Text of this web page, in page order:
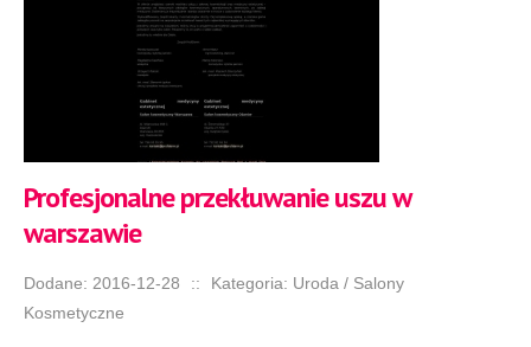
Profesjonalne przekłuwanie uszu w
warszawie
Dodane: 2016-12-28 ::
Kategoria: Uroda / Salony
Kosmetyczne